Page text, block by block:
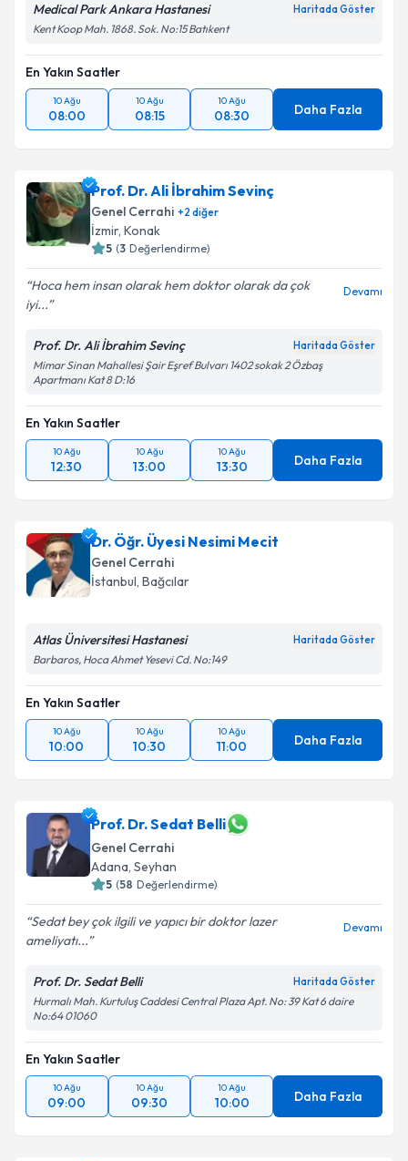
Medical Park Ankara Hastanesi Haritada Göster
Kent Koop Mah. 1868. Sok. No:15 Batıkent
En Yakın Saatler
10 Ağu
08:00
10 Ağu
08:15
10 Ağu
08:30 Daha Fazla
Prof. Dr. Ali İbrahim Sevinç
Genel Cerrahi +2 diğer
İzmir, Konak
5 (3 Değerlendirme)
Hoca hem insan olarak hem doktor olarak da çok
iyi...
Devamı
Prof. Dr. Ali İbrahim Sevinç Haritada Göster
Mimar Sinan Mahallesi Şair Eşref Bulvarı 1402 sokak 2 Özbaş
Apartmanı Kat 8 D:16
En Yakın Saatler
10 Ağu
12:30
10 Ağu
13:00
10 Ağu
13:30 Daha Fazla
Dr. Öğr. Üyesi Nesimi Mecit
Genel Cerrahi
İstanbul, Bağcılar
Atlas Üniversitesi Hastanesi Haritada Göster
Barbaros, Hoca Ahmet Yesevi Cd. No:149
En Yakın Saatler
10 Ağu
10:00
10 Ağu
10:30
10 Ağu
11:00 Daha Fazla
Prof. Dr. Sedat Belli
Genel Cerrahi
Adana, Seyhan
5 (58 Değerlendirme)
Sedat bey çok ilgili ve yapıcı bir doktor lazer
ameliyatı...
Devamı
Prof. Dr. Sedat Belli Haritada Göster
Hurmalı Mah. Kurtuluş Caddesi Central Plaza Apt. No: 39 Kat 6 daire
No:64 01060
En Yakın Saatler
10 Ağu
09:00
10 Ağu
09:30
10 Ağu
10:00 Daha Fazla